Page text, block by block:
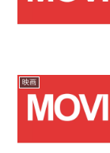
映画